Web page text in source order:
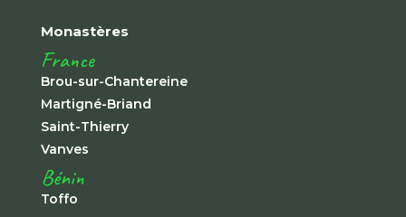
Monastères
France
Brou-sur-Chantereine
Martigné-Briand
Saint-Thierry
Vanves
Bénin
Toffo